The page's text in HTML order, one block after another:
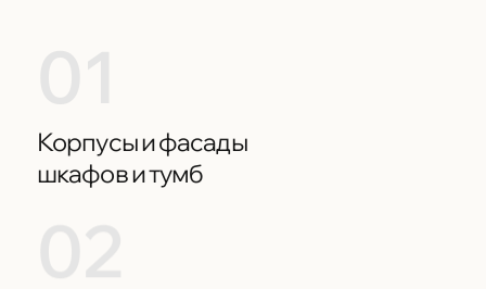
Корпусы и фасады
шкафов и тумб